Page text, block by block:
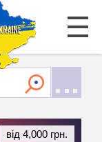
від 4,000 грн.